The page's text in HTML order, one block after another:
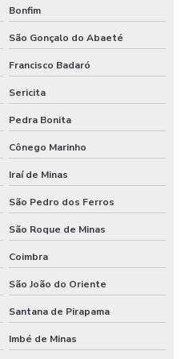
Bonfim
São Gonçalo do Abaeté
Francisco Badaró
Sericita
Pedra Bonita
Cônego Marinho
Iraí de Minas
São Pedro dos Ferros
São Roque de Minas
Coimbra
São João do Oriente
Santana de Pirapama
Imbé de Minas